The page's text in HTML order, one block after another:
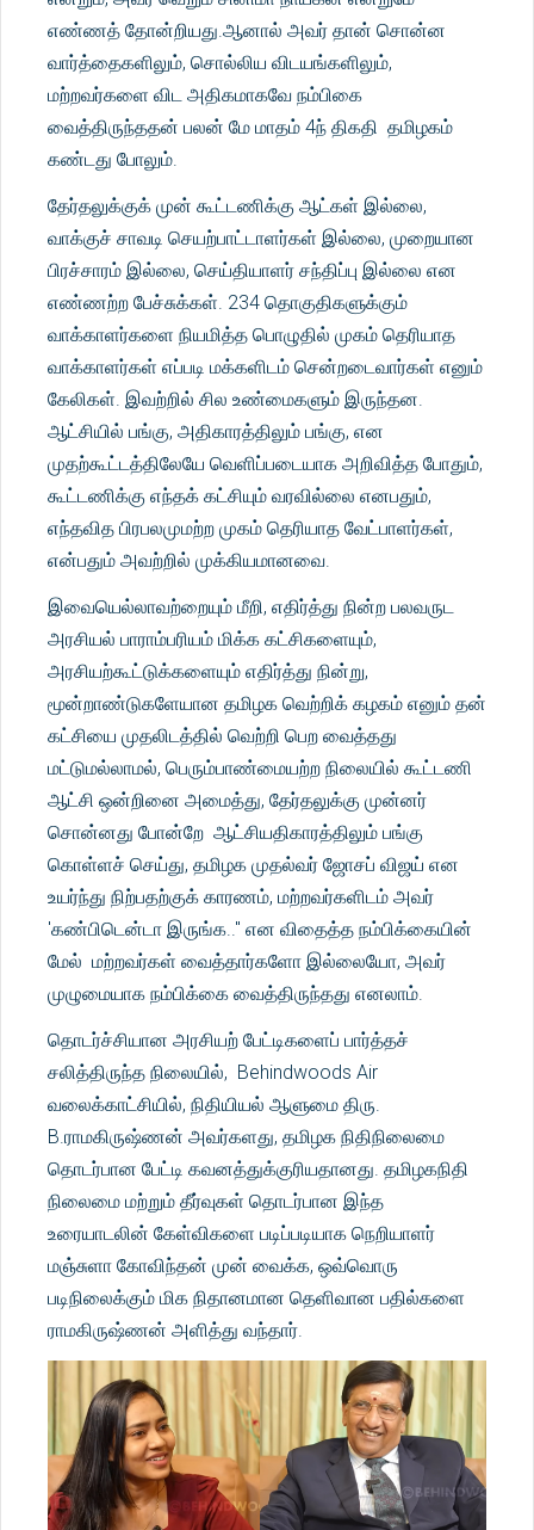
எண்ணத் தோன்றியது.ஆனால் அவர் தான் சொன்ன
வார்த்தைகளிலும், சொல்லிய விடயங்களிலும்,
மற்றவர்களை விட அதிகமாகவே நம்பிகை
வைத்திருந்ததன் பலன் மே மாதம் 4ந் திகதி தமிழகம்
கண்டது போலும்.
தேர்தலுக்குக் முன் கூட்டணிக்கு ஆட்கள் இல்லை,
வாக்குச் சாவடி செயற்பாட்டாளர்கள் இல்லை, முறையான
பிரச்சாரம் இல்லை, செய்தியாளர் சந்திப்பு இல்லை என
எண்ணற்ற பேச்சுக்கள். 234 தொகுதிகளுக்கும்
வாக்காளர்களை நியமித்த பொழுதில் முகம் தெரியாத
வாக்காளர்கள் எப்படி மக்களிடம் சென்றடைவார்கள் எனும்
கேலிகள். இவற்றில் சில உண்மைகளும் இருந்தன.
ஆட்சியில் பங்கு, அதிகாரத்திலும் பங்கு, என
முதற்கூட்டத்திலேயே வெளிப்படையாக அறிவித்த போதும்,
கூட்டணிக்கு எந்தக் கட்சியும் வரவில்லை எனபதும்,
எந்தவித பிரபலமுமற்ற முகம் தெரியாத வேட்பாளர்கள்,
என்பதும் அவற்றில் முக்கியமானவை.
இவையெல்லாவற்றையும் மீறி, எதிர்த்து நின்ற பலவருட
அரசியல் பாராம்பரியம் மிக்க கட்சிகளையும்,
அரசியற்கூட்டுக்களையும் எதிர்த்து நின்று,
மூன்றாண்டுகளேயான தமிழக வெற்றிக் கழகம் எனும் தன்
கட்சியை முதலிடத்தில் வெற்றி பெற வைத்தது
மட்டுமல்லாமல், பெரும்பாண்மையற்ற நிலையில் கூட்டணி
ஆட்சி ஒன்றினை அமைத்து, தேர்தலுக்கு முன்னர்
சொன்னது போன்றே ஆட்சியதிகாரத்திலும் பங்கு
கொள்ளச் செய்து, தமிழக முதல்வர் ஜோசப் விஜய் என
உயர்ந்து நிற்பதற்குக் காரணம், மற்றவர்களிடம் அவர்
'கண்பிடென்டா இருங்க.." என விதைத்த நம்பிக்கையின்
மேல் மற்றவர்கள் வைத்தார்களோ இல்லையோ, அவர்
முழுமையாக நம்பிக்கை வைத்திருந்தது எனலாம்.
தொடர்ச்சியான அரசியற் பேட்டிகளைப் பார்த்தச்
சலித்திருந்த நிலையில், Behindwoods Air
வலைக்காட்சியில், நிதியியல் ஆளுமை திரு.
B.ராமகிருஷ்ணன் அவர்களது, தமிழக நிதிநிலைமை
தொடர்பான பேட்டி கவனத்துக்குரியதானது. தமிழகநிதி
நிலைமை மற்றும் தீர்வுகள் தொடர்பான இந்த
உரையாடலின் கேள்விகளை படிப்படியாக நெறியாளர்
மஞ்சுளா கோவிந்தன் முன் வைக்க, ஒவ்வொரு
படிநிலைக்கும் மிக நிதானமான தெளிவான பதில்களை
ராமகிருஷ்ணன் அளித்து வந்தார்.